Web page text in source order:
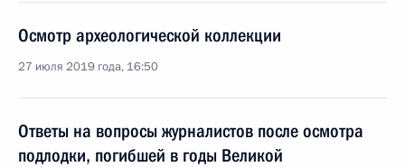
Осмотр археологической коллекции
27 июля 2019 года, 16:50
Ответы на вопросы журналистов после осмотра
подлодки, погибшей в годы Великой